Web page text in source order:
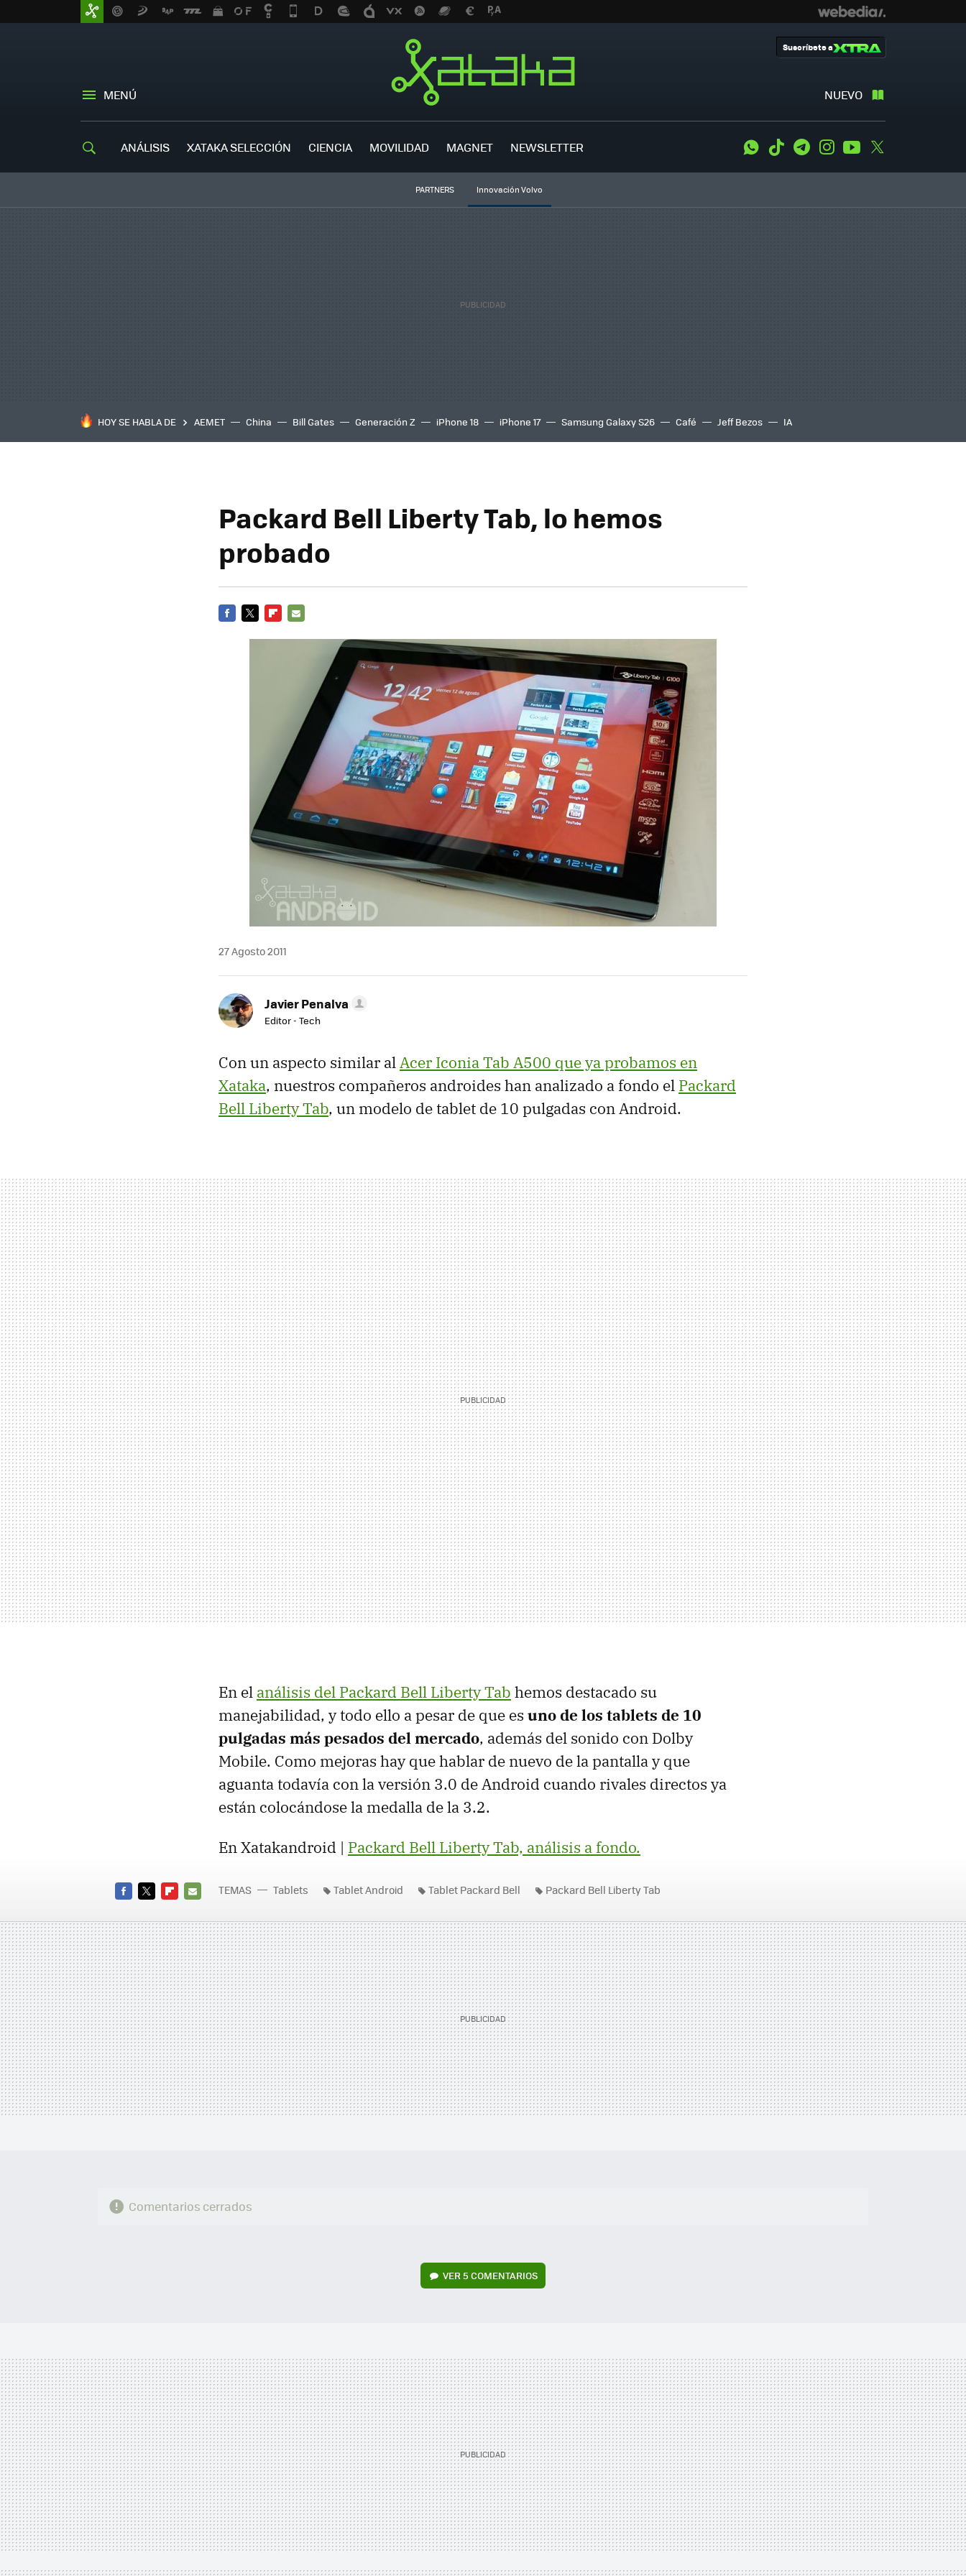
MENÚ NUEVO
Suscríbete a
ANÁLISIS XATAKA SELECCIÓN CIENCIA MOVILIDAD MAGNET NEWSLETTER WhatsApp
Tiktok TelegramInstagramYoutube
PARTNERS Innovación Volvo
HOY SE HABLA DE AEMET China Bill Gates Generación Z iPhone 18 iPhone 17 Samsung Galaxy S26 Café Jeff Bezos IA
Packard Bell Liberty Tab, lo hemos
probado
27 Agosto 2011
Javier Penalva
Editor - Tech
Con un aspecto similar alAcer Iconia Tab A500 que ya probamos en
Xataka, nuestros compañeros androides han analizado a fondo el Packard
Bell Liberty Tab, un modelo de tablet de 10 pulgadas con Android.
En el análisis del Packard Bell Liberty Tab hemos destacado su
manejabilidad, y todo ello a pesar de que es uno de los tablets de 10
pulgadas más pesados del mercado, además del sonido con Dolby
Mobile. Como mejoras hay que hablar de nuevo de la pantalla y que
aguanta todavía con la versión 3.0 de Android cuando rivales directos ya
están colocándose la medalla de la 3.2.
En Xatakandroid | Packard Bell Liberty Tab, análisis a fondo.
MAIL
TEMAS Tablets Tablet Android Tablet Packard Bell Packard Bell Liberty Tab
Comentarios cerrados
VER5 COMENTARIOS